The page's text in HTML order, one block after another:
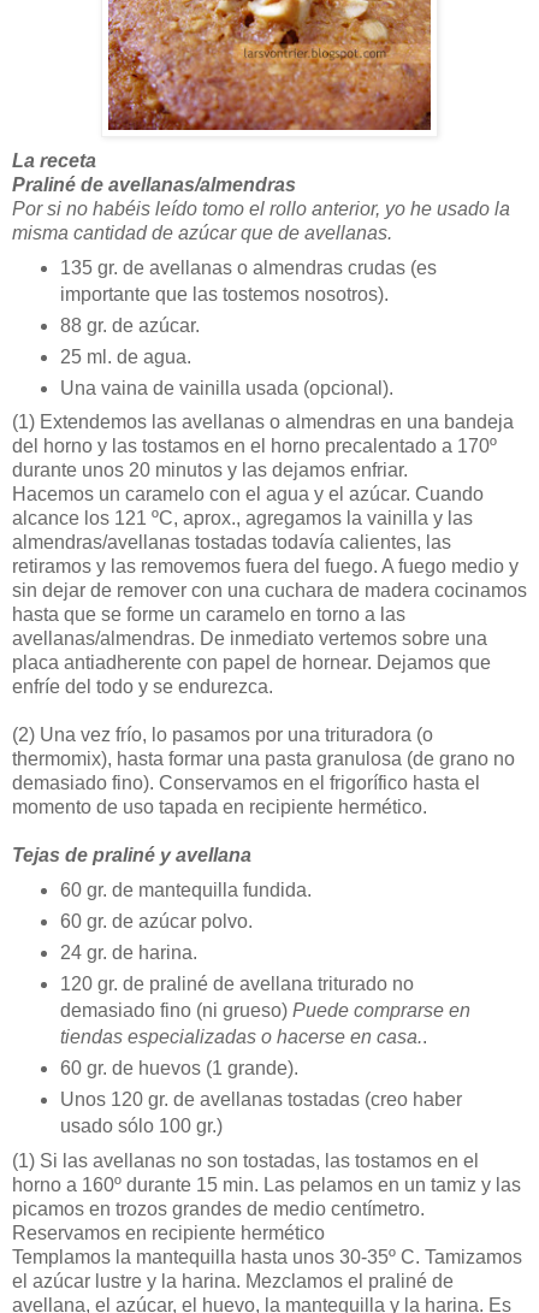
La receta
Praliné de avellanas/almendras
Por si no habéis leído tomo el rollo anterior, yo he usado la
misma cantidad de azúcar que de avellanas.
135 gr. de avellanas o almendras crudas (es
importante que las tostemos nosotros).
88 gr. de azúcar.
25 ml. de agua.
Una vaina de vainilla usada (opcional).
(1) Extendemos las avellanas o almendras en una bandeja
del horno y las tostamos en el horno precalentado a 170º
durante unos 20 minutos y las dejamos enfriar.
Hacemos un caramelo con el agua y el azúcar. Cuando
alcance los 121 ºC, aprox., agregamos la vainilla y las
almendras/avellanas tostadas todavía calientes, las
retiramos y las removemos fuera del fuego. A fuego medio y
sin dejar de remover con una cuchara de madera cocinamos
hasta que se forme un caramelo en torno a las
avellanas/almendras. De inmediato vertemos sobre una
placa antiadherente con papel de hornear. Dejamos que
enfríe del todo y se endurezca.
(2) Una vez frío, lo pasamos por una trituradora (o
thermomix), hasta formar una pasta granulosa (de grano no
demasiado fino). Conservamos en el frigorífico hasta el
momento de uso tapada en recipiente hermético.
Tejas de praliné y avellana
60 gr. de mantequilla fundida.
60 gr. de azúcar polvo.
24 gr. de harina.
120 gr. de praliné de avellana triturado no
demasiado fino (ni grueso) Puede comprarse en
tiendas especializadas o hacerse en casa..
60 gr. de huevos (1 grande).
Unos 120 gr. de avellanas tostadas (creo haber
usado sólo 100 gr.)
(1) Si las avellanas no son tostadas, las tostamos en el
horno a 160º durante 15 min. Las pelamos en un tamiz y las
picamos en trozos grandes de medio centímetro.
Reservamos en recipiente hermético
Templamos la mantequilla hasta unos 30-35º C. Tamizamos
el azúcar lustre y la harina. Mezclamos el praliné de
avellana, el azúcar, el huevo, la mantequilla y la harina. Es